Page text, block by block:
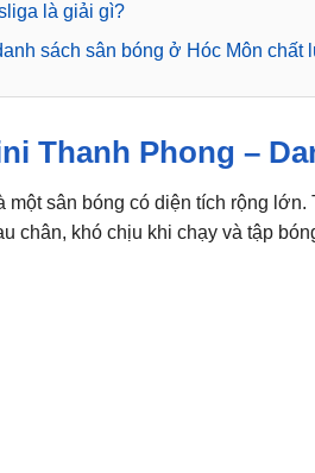
là giải gì?
sách sân bóng ở Hóc Môn chất
Thanh Phong –
một sân bóng có diện tích rộng
chân, khó chịu khi chạy và tập